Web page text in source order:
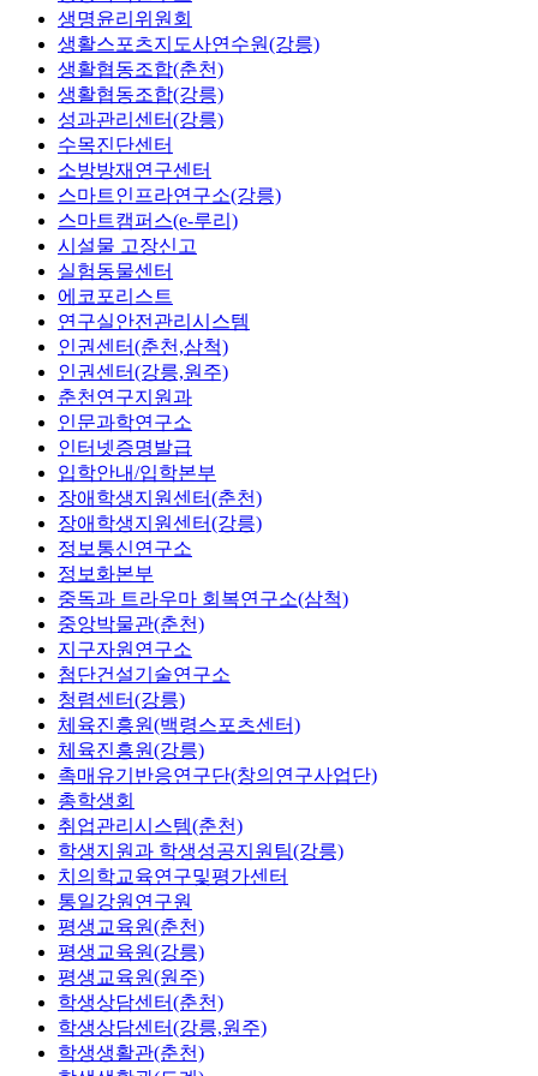
생명윤리위원회
생활스포츠지도사연수원(강릉)
생활협동조합(춘천)
생활협동조합(강릉)
성과관리센터(강릉)
수목진단센터
소방방재연구센터
스마트인프라연구소(강릉)
스마트캠퍼스(e-루리)
시설물 고장신고
실험동물센터
에코포리스트
연구실안전관리시스템
인권센터(춘천,삼척)
인권센터(강릉,원주)
춘천연구지원과
인문과학연구소
인터넷증명발급
입학안내/입학본부
장애학생지원센터(춘천)
장애학생지원센터(강릉)
정보통신연구소
정보화본부
중독과 트라우마 회복연구소(삼척)
중앙박물관(춘천)
지구자원연구소
첨단건설기술연구소
청렴센터(강릉)
체육진흥원(백령스포츠센터)
체육진흥원(강릉)
촉매유기반응연구단(창의연구사업단)
총학생회
취업관리시스템(춘천)
학생지원과 학생성공지원팀(강릉)
치의학교육연구및평가센터
통일강원연구원
평생교육원(춘천)
평생교육원(강릉)
평생교육원(원주)
학생상담센터(춘천)
학생상담센터(강릉,원주)
학생생활관(춘천)